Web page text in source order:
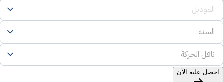
احصل عليه الآن